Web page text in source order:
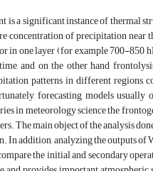
is a significant instance of thermal
concentration of precipitation near
in one layer (for example 700-850
and on the other hand
patterns in different regions,
forecasting models usually
in meteorology science the
The main object of the analysis
In addition, analyzing the outputs of
the initial and secondary